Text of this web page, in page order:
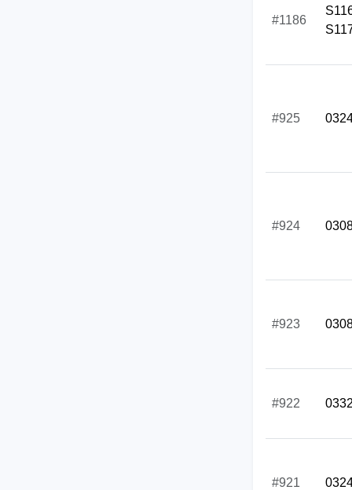
#1186
#925
#924
#923
#922
#921